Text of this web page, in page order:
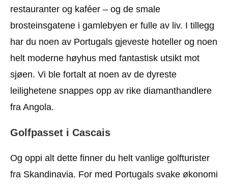
restauranter og kaféer – og de smale
brosteinsgatene i gamlebyen er fulle av liv. I tillegg
har du noen av Portugals gjeveste hoteller og noen
helt moderne høyhus med fantastisk utsikt mot
sjøen. Vi ble fortalt at noen av de dyreste
leilighetene snappes opp av rike diamanthandlere
fra Angola.
Golfpasset i Cascais
Og oppi alt dette finner du helt vanlige golfturister
fra Skandinavia. For med Portugals svake økonomi